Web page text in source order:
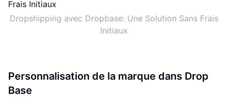
Dropshipping avec Dropbase: Une Solution Sans Frais
Initiaux
Personnalisation de la marque dans Drop
Base